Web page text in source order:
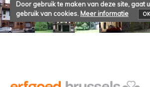
Door gebruik te maken van deze site, gaat
gebruik van cookies. Meer informatie OK